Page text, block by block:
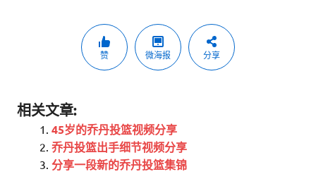
赞 微海报 分享
相关文章:
45岁的乔丹投篮视频分享
乔丹投篮出手细节视频分享
分享一段新的乔丹投篮集锦